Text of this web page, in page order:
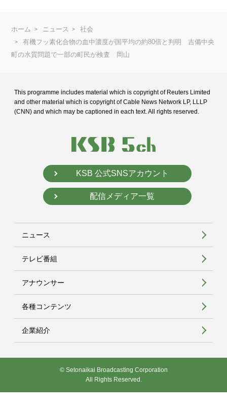
ホーム ニュース
社会
有機フッ素化合物の血中濃度が国平均の約80倍と判明 吉備中央
町の水質問題で一部の町民が検査 岡山
This programme includes material which is copyright of Reuters Limited
and other material which is copyright of Cable News Network LP, LLLP
(CNN) and which may be captioned in each text. All rights reserved.
KSB 公式SNSアカウント
配信メディア一覧
ニュース
テレビ番組
アナウンサー
各種コンテンツ
企業紹介
© Setonaikai Broadcasting Corporation
All Rights Reserved.